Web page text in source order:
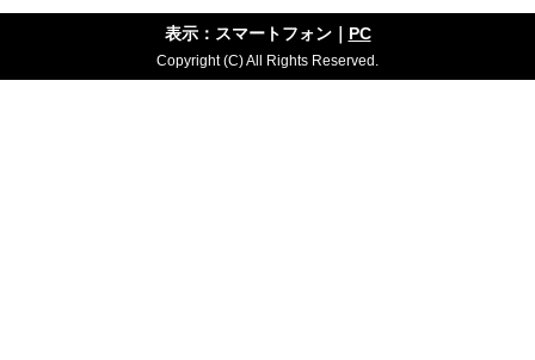
表示：スマートフォン｜ PC
Copyright (C) All Rights Reserved.